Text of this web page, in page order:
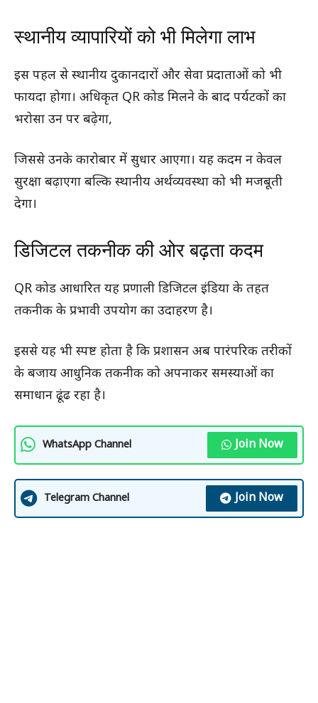
स्थानीय व्यापारियों को भी मिलेगा लाभ
इस पहल से स्थानीय दुकानदारों और सेवा प्रदाताओं को भी
फायदा होगा। अधिकृत QR कोड मिलने के बाद पर्यटकों का
भरोसा उन पर बढ़ेगा,
जिससे उनके कारोबार में सुधार आएगा। यह कदम न केवल
सुरक्षा बढ़ाएगा बल्कि स्थानीय अर्थव्यवस्था को भी मजबूती
देगा।
डिजिटल तकनीक की ओर बढ़ता कदम
QR कोड आधारित यह प्रणाली डिजिटल इंडिया के तहत
तकनीक के प्रभावी उपयोग का उदाहरण है।
इससे यह भी स्पष्ट होता है कि प्रशासन अब पारंपरिक तरीकों
के बजाय आधुनिक तकनीक को अपनाकर समस्याओं का
समाधान ढूंढ रहा है।
WhatsApp Channel Join Now
Telegram Channel Join Now